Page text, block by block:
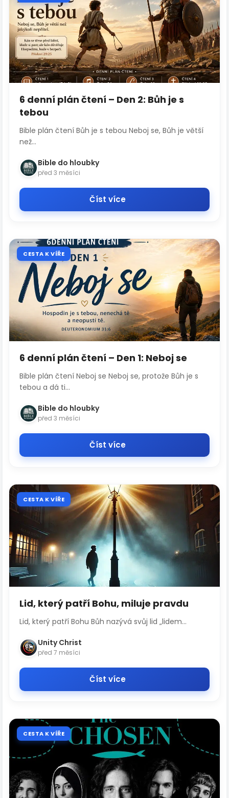
6 denní plán čtení – Den 2: Bůh je s
tebou
Bible plán čtení Bůh je s tebou Neboj se, Bůh je větší
než...
Bible do hloubky
před 3 měsíci
Číst více
CESTA K VÍŘE
6 denní plán čtení – Den 1: Neboj se
Bible plán čtení Neboj se Neboj se, protože Bůh je s
tebou a dá ti...
Bible do hloubky
před 3 měsíci
Číst více
CESTA K VÍŘE
Lid, který patří Bohu, miluje pravdu
Lid, který patří Bohu Bůh nazývá svůj lid „lidem...
Unity Christ
před 7 měsíci
Číst více
CESTA K VÍŘE